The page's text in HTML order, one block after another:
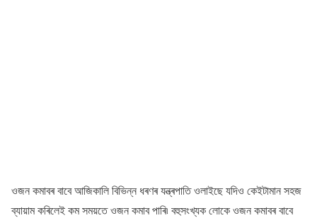
ওজন কমাবৰ বাবে আজিকালি বিভিন্ন ধৰণৰ যন্ত্ৰপাতি ওলাইছে যদিও কেইটামান সহজ
ব্যায়াম কৰিলেই কম সময়তে ওজন কমাব পাৰি৷ বহুসংখ্যক লোকে ওজন কমাবৰ বাবে